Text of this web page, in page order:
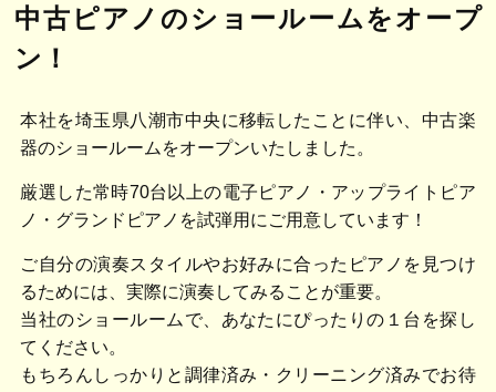
中古ピアノのショールームをオープ
ン！
本社を埼玉県八潮市中央に移転したことに伴い、中古楽
器のショールームをオープンいたしました。
厳選した常時70台以上の電子ピアノ・アップライトピア
ノ・グランドピアノを試弾用にご用意しています！
ご自分の演奏スタイルやお好みに合ったピアノを見つけ
るためには、実際に演奏してみることが重要。
当社のショールームで、あなたにぴったりの１台を探し
てください。
もちろんしっかりと調律済み・クリーニング済みでお待